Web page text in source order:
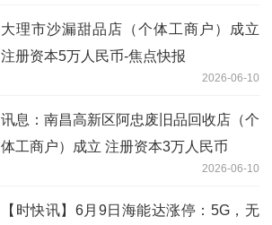
大理市沙漏甜品店（个体工商户）成立
注册资本5万人民币-焦点快报
2026-06-10
讯息：南昌高新区阿忠废旧品回收店（个
体工商户）成立 注册资本3万人民币
2026-06-10
【时快讯】6月9日海能达涨停：5G，无